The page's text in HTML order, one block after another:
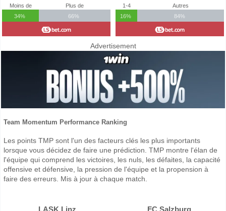
Moins de
34%
Plus de
66%
1-4
16%
Autres
84%
Advertisement
Team Momentum Performance Ranking
Les points TMP sont l'un des facteurs clés les plus importants
lorsque vous décidez de faire une prédiction. TMP montre l'élan de
l'équipe qui comprend les victoires, les nuls, les défaites, la capacité
offensive et défensive, la pression de l'équipe et la propension à
faire des erreurs. Mis à jour à chaque match.